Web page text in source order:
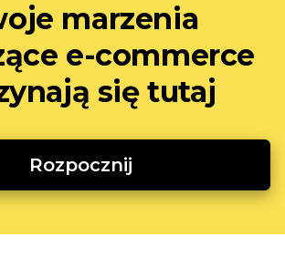
marzenia
e-commerce
się tutaj
Rozpocznij